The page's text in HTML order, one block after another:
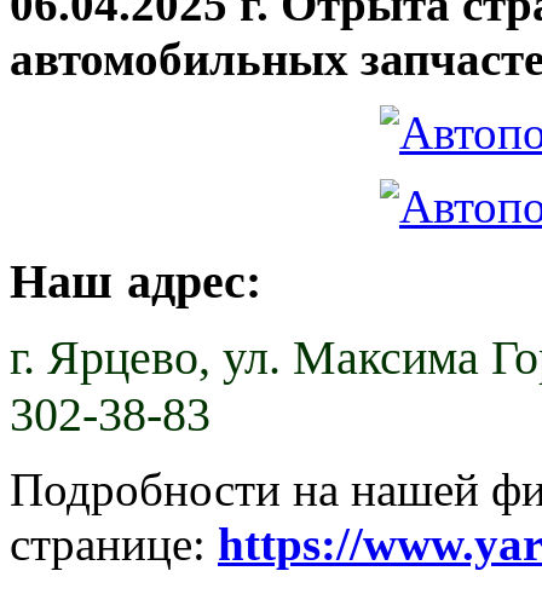
автомобильных
Наш адрес:
г. Ярцево, ул. Максима
302-38-83
Подробности на нашей
странице: https://